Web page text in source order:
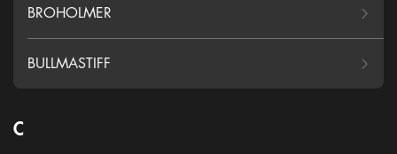
BROHOLMER
BULLMASTIFF
C